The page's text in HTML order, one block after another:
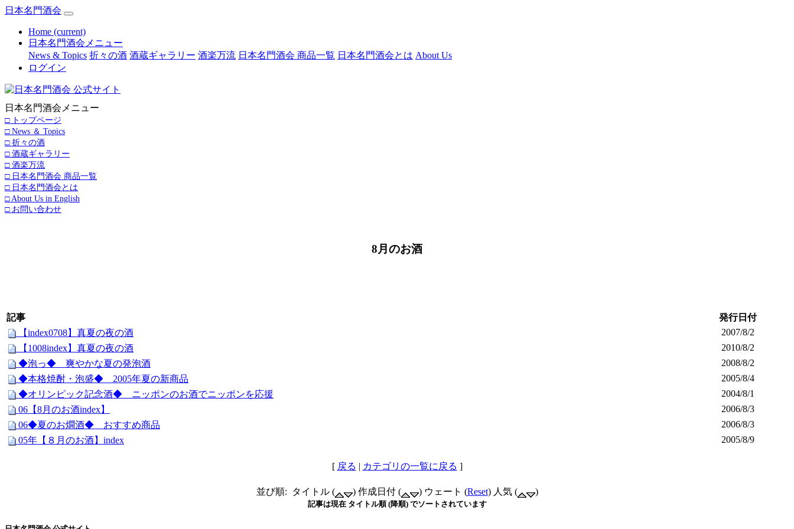
日本名門酒会
Home (current)
日本名門酒会メニュー
News & Topics 折々の酒 酒蔵ギャラリー 酒楽万流 日本名門酒会 商品一覧 日本名門酒会とは About Us
ログイン
日本名門酒会メニュー
□ トップページ
□ News ＆ Topics
□ 折々の酒
□ 酒蔵ギャラリー
□ 酒楽万流
□ 日本名門酒会 商品一覧
□ 日本名門酒会とは
□ About Us in English
□ お問い合わせ
8月のお酒
記事
発行日付
【index0708】真夏の夜の酒
2007/8/2
【1008index】真夏の夜の酒
2010/8/2
◆泡っ◆ 爽やかな夏の発泡酒
2008/8/2
◆本格焼酎・泡盛◆ 2005年夏の新商品
2005/8/4
◆オリンピック記念酒◆ ニッポンのお酒でニッポンを応援
2004/8/1
06【8月のお酒index】
2006/8/3
06◆夏のお燗酒◆ おすすめ商品
2006/8/3
05年【８月のお酒】index
2005/8/9
[ 戻る | カテゴリの一覧に戻る ]
並び順: タイトル ( ) 作成日付 ( ) ウェート (Reset) 人気 ( )
記事は現在 タイトル順 (降順) でソートされています